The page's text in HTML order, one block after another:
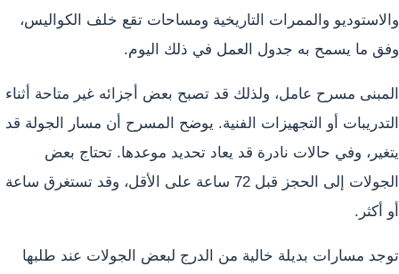
والاستوديو والممرات التاريخية ومساحات تقع خلف الكواليس،
وفق ما يسمح به جدول العمل في ذلك اليوم.
المبنى مسرح عامل، ولذلك قد تصبح بعض أجزائه غير متاحة أثناء
التدريبات أو التجهيزات الفنية. يوضح المسرح أن مسار الجولة قد
يتغير، وفي حالات نادرة قد يعاد تحديد موعدها. تحتاج بعض
الجولات إلى الحجز قبل 72 ساعة على الأقل، وقد تستغرق ساعة
أو أكثر.
توجد مسارات بديلة خالية من الدرج لبعض الجولات عند طلبها